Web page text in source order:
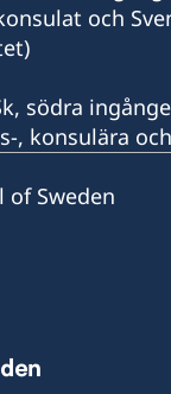
och
södra
, konsulära
of Sweden